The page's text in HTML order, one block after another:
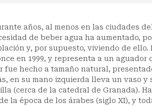
años, al menos en las ciudades
de beber agua ha aumentado,
y, por supuesto, viviendo de ello.
en 1999, y representa a un aguador
fue hecho a tamaño natural,
en su mano izquierda lleva un vaso y
(cerca de la catedral de Granada).
la época de los árabes (siglo XI), y